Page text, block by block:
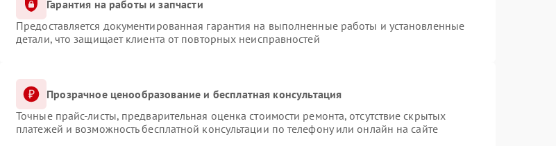
Гарантия на работы и запчасти
Предоставляется документированная гарантия на выполненные работы и установленные
детали, что защищает клиента от повторных неисправностей
Прозрачное ценообразование и бесплатная консультация
Точные прайс-листы, предварительная оценка стоимости ремонта, отсутствие скрытых
платежей и возможность бесплатной консультации по телефону или онлайн на сайте